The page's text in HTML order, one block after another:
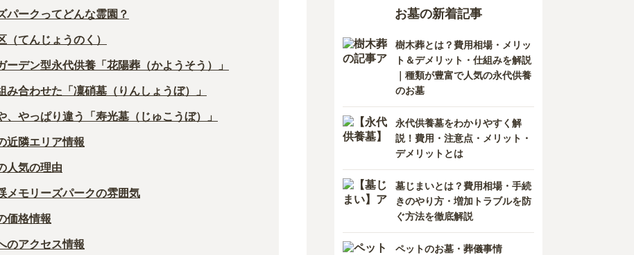
パークってどんな霊園？
てんじょうのく）
ーデン型永代供養「花陽葬（かようそう）」
合わせた「凜硝墓（りんしょうぼ）」
やっぱり違う「寿光墓（じゅこうぼ）」
近隣エリア情報
人気の理由
モリーズパークの雰囲気
価格情報
のアクセス情報
長野県
奈良県
島根県
香川県
高知県
宮崎県
熊本県
鹿児島県
お墓の新着記事
樹木葬とは？費用相場・メリッ
ト＆デメリット・仕組みを解説
｜種類が豊富で人気の永代供養
のお墓
永代供養墓をわかりやすく解
説！費用・注意点・メリット・
デメリットとは
墓じまいとは？費用相場・手続
きのやり方・増加トラブルを防
ぐ方法を徹底解説
ペットのお墓・葬儀事情